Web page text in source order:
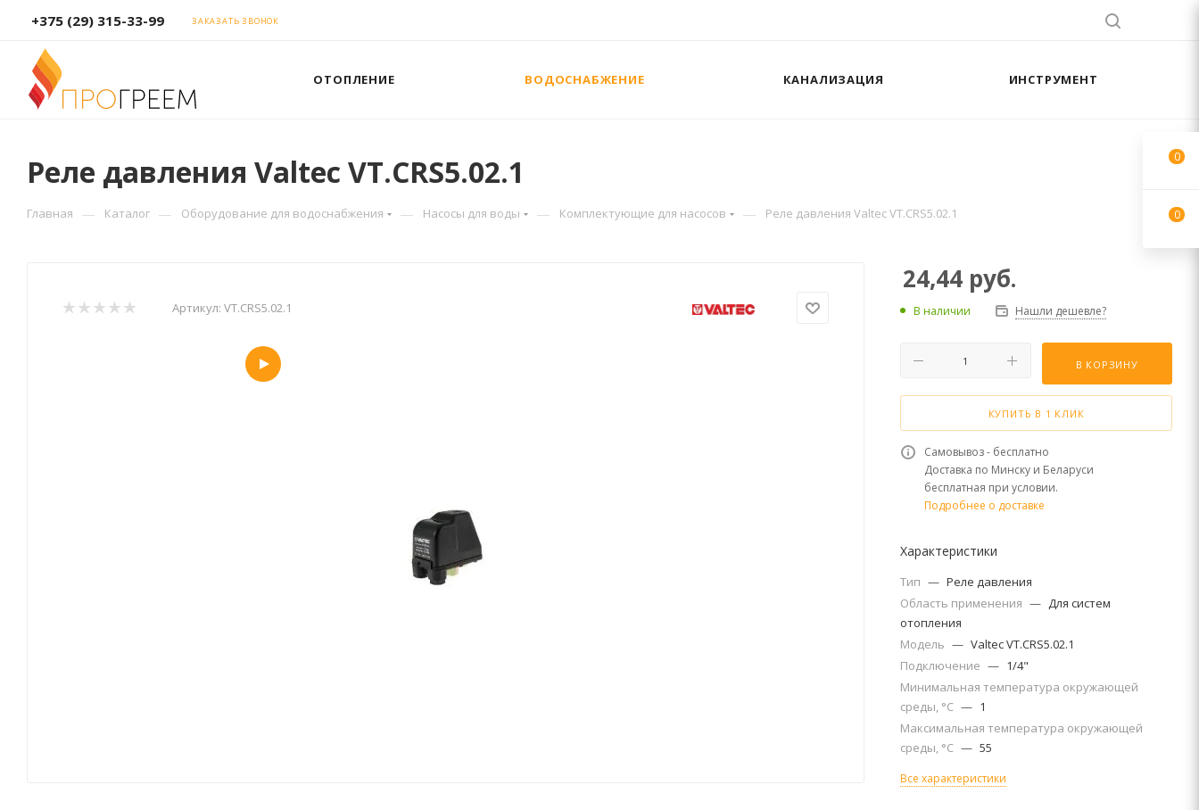
+375 (29) 315-33-99 ЗАКАЗАТЬ ЗВОНОК
ОТОПЛЕНИЕ ВОДОСНАБЖЕНИЕ КАНАЛИЗАЦИЯ ИНСТРУМЕНТ
Реле давления Valtec VT.CRS5.02.1
Главная — Каталог — Оборудование для водоснабжения — Насосы для воды — Комплектующие для насосов — Реле давления Valtec VT.CRS5.02.1
Артикул: VT.CRS5.02.1
24,44 руб.
В наличии Нашли дешевле?
В КОРЗИНУ
КУПИТЬ В 1 КЛИК
Самовывоз - бесплатно
Доставка по Минску и Беларуси
бесплатная при условии.
Подробнее о доставке
Характеристики
Тип — Реле давления
Область применения — Для систем
отопления
Модель — Valtec VT.CRS5.02.1
Подключение — 1/4"
Минимальная температура окружающей
среды, °С — 1
Максимальная температура окружающей
среды, °С — 55
Все характеристики
0
0